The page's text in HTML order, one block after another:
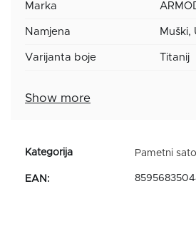
Marka
Namjena Muški,
Varijanta boje Titanij
Show more
Pametni
EAN :